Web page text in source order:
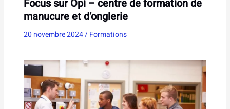
Focus sur Opi – centre de formation de
manucure et d’onglerie
20 novembre 2024/Formations